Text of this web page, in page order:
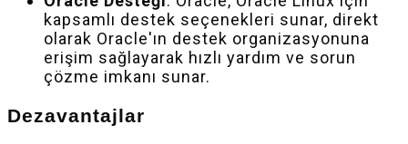
kapsamlı destek seçenekleri sunar, direkt
olarak Oracle'ın destek organizasyonuna
erişim sağlayarak hızlı yardım ve sorun
çözme imkanı sunar.
Dezavantajlar